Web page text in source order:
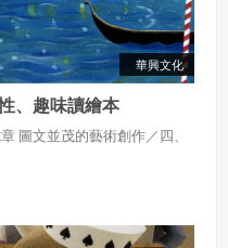
華興文化
、趣味讀繪本
圖文並茂的藝術創作／四、